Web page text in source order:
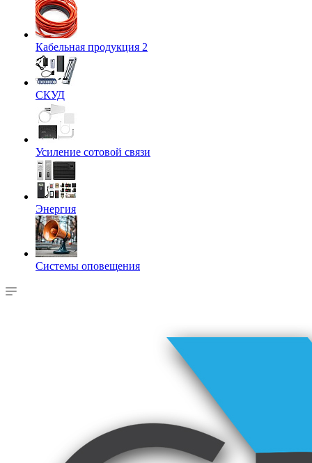
Кабельная продукция 2
СКУД
Усиление сотовой связи
Энергия
Системы оповещения